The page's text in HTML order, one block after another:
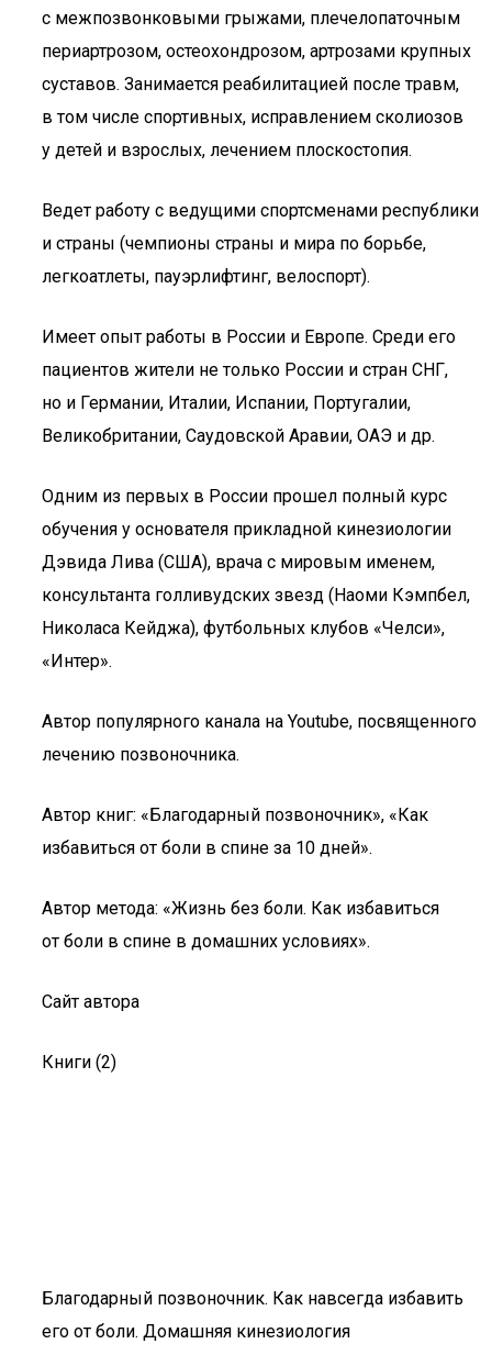
с межпозвонковыми грыжами, плечелопаточным
периартрозом, остеохондрозом, артрозами крупных
суставов. Занимается реабилитацией после травм,
в том числе спортивных, исправлением сколиозов
у детей и взрослых, лечением плоскостопия.
Ведет работу с ведущими спортсменами республики
и страны (чемпионы страны и мира по борьбе,
легкоатлеты, пауэрлифтинг, велоспорт).
Имеет опыт работы в России и Европе. Среди его
пациентов жители не только России и стран СНГ,
но и Германии, Италии, Испании, Португалии,
Великобритании, Саудовской Аравии, ОАЭ и др.
Одним из первых в России прошел полный курс
обучения у основателя прикладной кинезиологии
Дэвида Лива (США), врача с мировым именем,
консультанта голливудских звезд (Наоми Кэмпбел,
Николаса Кейджа), футбольных клубов «Челси»,
«Интер».
Автор популярного канала на Youtube, посвященного
лечению позвоночника.
Автор книг: «Благодарный позвоночник», «Как
избавиться от боли в спине за 10 дней».
Автор метода: «Жизнь без боли. Как избавиться
от боли в спине в домашних условиях».
Сайт автора
Книги (2)
Благодарный позвоночник. Как навсегда избавить
его от боли. Домашняя кинезиология